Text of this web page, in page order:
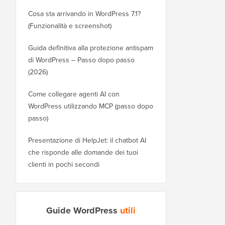
Cosa sta arrivando in WordPress 7.1?
(Funzionalità e screenshot)
Guida definitiva alla protezione antispam
di WordPress – Passo dopo passo
(2026)
Come collegare agenti AI con
WordPress utilizzando MCP (passo dopo
passo)
Presentazione di HelpJet: il chatbot AI
che risponde alle domande dei tuoi
clienti in pochi secondi
Guide WordPress utili